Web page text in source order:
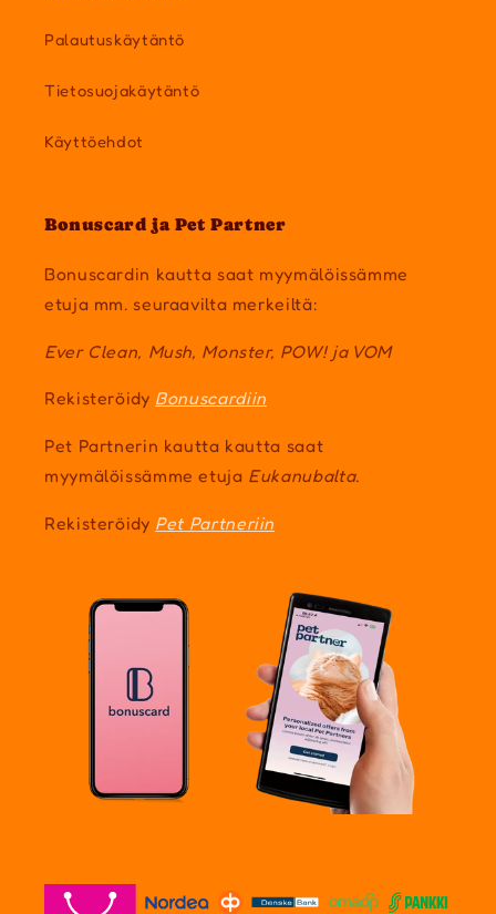
Palautuskäytäntö
Tietosuojakäytäntö
Käyttöehdot
Bonuscard ja Pet Partner
Bonuscardin kautta saat myymälöissämme
etuja mm. seuraavilta merkeiltä:
Ever Clean, Mush, Monster, POW! ja VOM
Rekisteröidy Bonuscardiin
Pet Partnerin kautta kautta saat
myymälöissämme etuja Eukanubalta.
Rekisteröidy Pet Partneriin